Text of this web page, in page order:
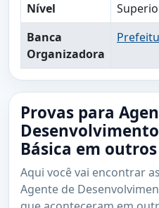
Nível
Banca
Organizadora
Provas para
Básica em
Aqui você vai encontrar
Agente de